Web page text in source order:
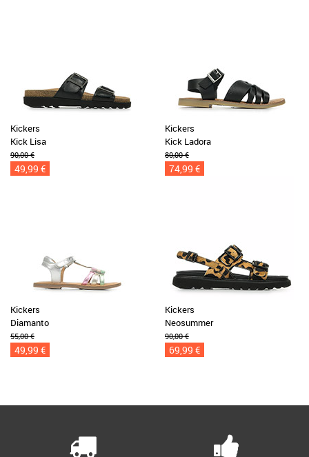
Kickers
Kick Lisa
90,00 €
49,99 €
Kickers
Kick Ladora
80,00 €
74,99 €
Kickers
Diamanto
55,00 €
49,99 €
Kickers
Neosummer
90,00 €
69,99 €